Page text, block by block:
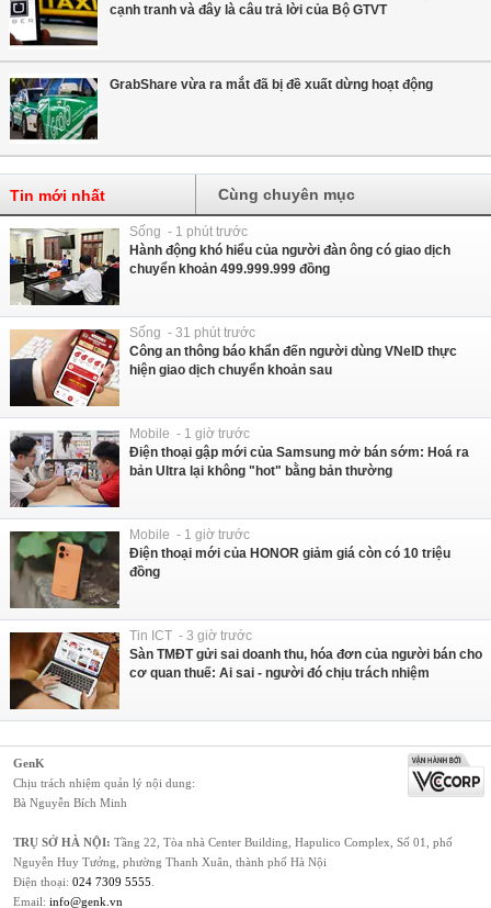
cạnh tranh và đây là câu trả lời của Bộ GTVT
GrabShare vừa ra mắt đã bị đề xuất dừng hoạt động
Tin mới nhất Cùng chuyên mục
Sống - 1 phút trước
Hành động khó hiểu của người đàn ông có giao dịch
chuyển khoản 499.999.999 đồng
Sống - 31 phút trước
Công an thông báo khẩn đến người dùng VNeID thực
hiện giao dịch chuyển khoản sau
Mobile - 1 giờ trước
Điện thoại gập mới của Samsung mở bán sớm: Hoá ra
bản Ultra lại không "hot" bằng bản thường
Mobile - 1 giờ trước
Điện thoại mới của HONOR giảm giá còn có 10 triệu
đồng
Tin ICT - 3 giờ trước
Sàn TMĐT gửi sai doanh thu, hóa đơn của người bán cho
cơ quan thuế: Ai sai - người đó chịu trách nhiệm
GenK
Chịu trách nhiệm quản lý nội dung:
Bà Nguyễn Bích Minh
TRỤ SỞ HÀ NỘI: Tầng 22, Tòa nhà Center Building, Hapulico Complex, Số 01, phố
Nguyễn Huy Tưởng, phường Thanh Xuân, thành phố Hà Nội
Điện thoại: 024 7309 5555
Email: info@genk.vn